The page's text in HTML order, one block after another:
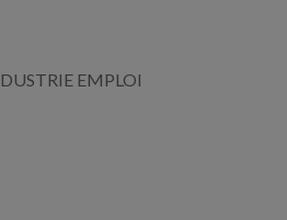
EMPLOI